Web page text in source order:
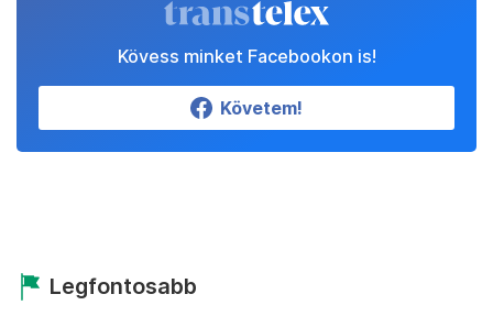
Kövess minket Facebookon is!
Követem!
Legfontosabb